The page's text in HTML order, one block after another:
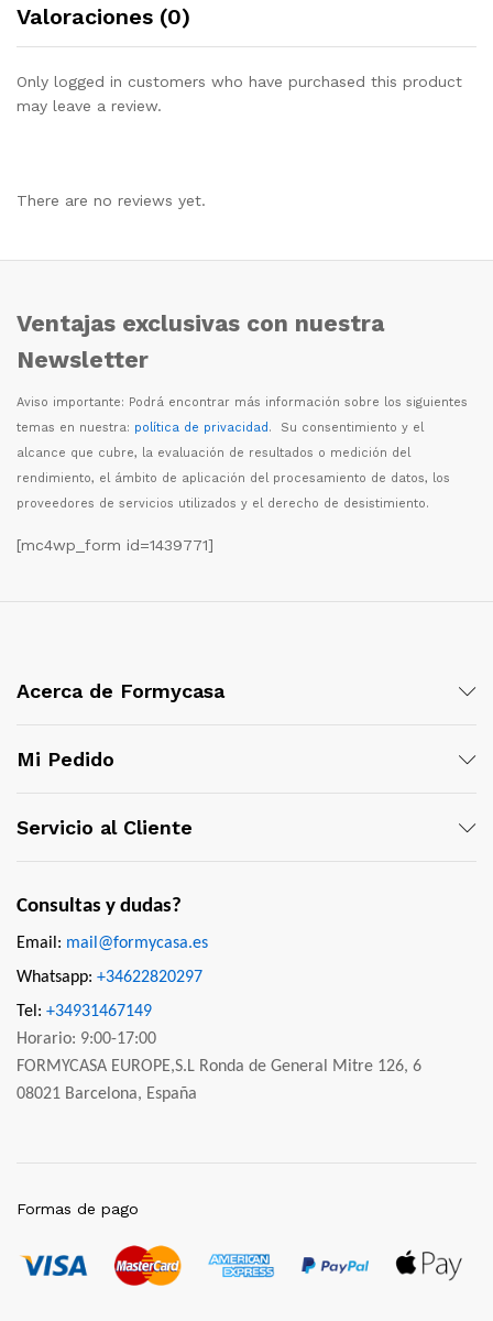
Valoraciones (0)
Only logged in customers who have purchased this product
may leave a review.
There are no reviews yet.
Ventajas exclusivas con nuestra
Newsletter
Aviso importante: Podrá encontrar más información sobre los siguientes
temas en nuestra: política de privacidad. Su consentimiento y el
alcance que cubre, la evaluación de resultados o medición del
rendimiento, el ámbito de aplicación del procesamiento de datos, los
proveedores de servicios utilizados y el derecho de desistimiento.
[mc4wp_form id=1439771]
Acerca de Formycasa
Mi Pedido
Servicio al Cliente
Consultas y dudas?
Email: mail@formycasa.es
Whatsapp: +34622820297
Tel: +34931467149
Horario: 9:00-17:00
FORMYCASA EUROPE,S.L Ronda de General Mitre 126, 6
08021 Barcelona, España
Formas de pago